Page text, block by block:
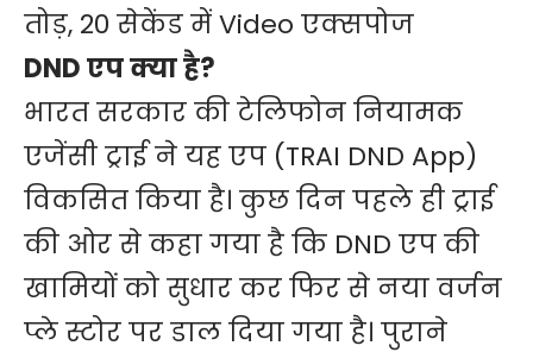
तोड़, 20 सेकेंड में Video एक्सपोज
DND एप क्या है?
भारत सरकार की टेलिफोन नियामक
एजेंसी ट्राई ने यह एप (TRAI DND App)
विकसित किया है। कुछ दिन पहले ही ट्राई
की ओर से कहा गया है कि DND एप की
खामियों को सुधार कर फिर से नया वर्जन
प्ले स्टोर पर डाल दिया गया है। पुराने